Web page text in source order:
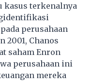
kasus terkenalnya
perusahaan
2001, Chanos
saham Enron
perusahaan ini
mereka